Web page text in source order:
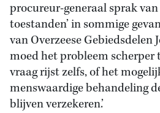
procureur-generaal sprak
toestanden’ in sommige
van Overzeese Gebiedsdelen
moed het probleem scherper
vraag rijst zelfs, of het
menswaardige behandeling
blijven verzekeren.’